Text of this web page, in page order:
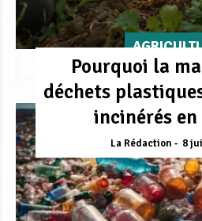
Pourquoi la
déchets
incinérés en
La Rédaction 8